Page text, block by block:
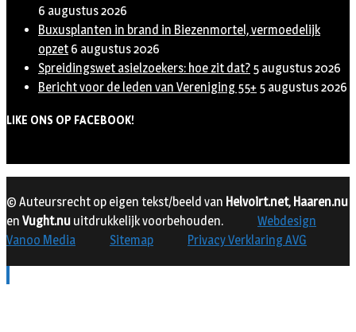
6 augustus 2026
Buxusplanten in brand in Biezenmortel, vermoedelijk
opzet 6 augustus 2026
Spreidingswet asielzoekers: hoe zit dat? 5 augustus 2026
Bericht voor de leden van Vereniging 55+ 5 augustus 2026
LIKE ONS OP FACEBOOK!
© Auteursrecht op eigen tekst/beeld van Helvoirt.net, Haaren.nu
en Vught.nu uitdrukkelijk voorbehouden.
Webdesign
Vanoo Media
Sitemap Privacy Verklaring AVG